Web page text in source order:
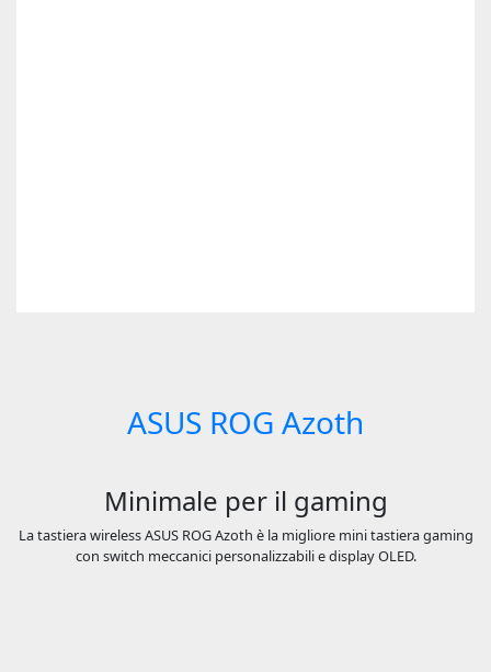
ASUS ROG Azoth
Minimale per il gaming
La tastiera wireless ASUS ROG Azoth è la migliore mini tastiera gaming
con switch meccanici personalizzabili e display OLED.